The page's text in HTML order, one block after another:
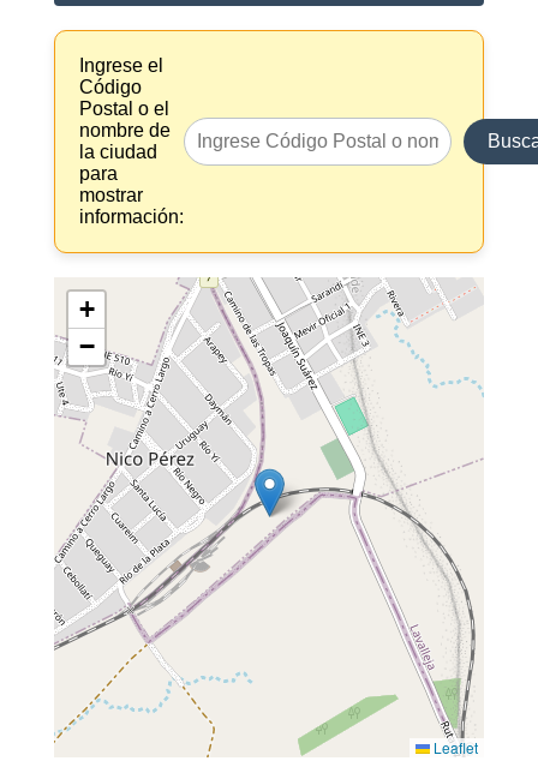
Ingrese el
Código
Postal o el
nombre de
la ciudad
para
mostrar
información:
+
−
Leaflet